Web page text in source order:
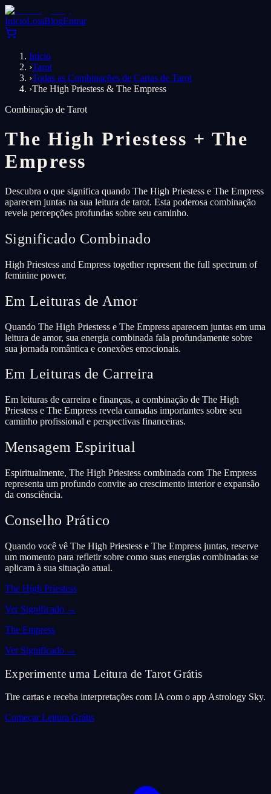
InícioLojaBlogEntrar
Início
›Tarot
›Todas as Combinações de Cartas de Tarot
›The High Priestess & The Empress
Combinação de Tarot
The High Priestess + The
Empress
Descubra o que significa quando The High Priestess e The Empress
aparecem juntas na sua leitura de tarot. Esta poderosa combinação
revela percepções profundas sobre seu caminho.
Significado Combinado
High Priestess and Empress together represent the full spectrum of
feminine power.
Em Leituras de Amor
Quando The High Priestess e The Empress aparecem juntas em uma
leitura de amor, sua energia combinada fala profundamente sobre
sua jornada romântica e conexões emocionais.
Em Leituras de Carreira
Em leituras de carreira e finanças, a combinação de The High
Priestess e The Empress revela camadas importantes sobre seu
caminho profissional e perspectivas financeiras.
Mensagem Espiritual
Espiritualmente, The High Priestess combinada com The Empress
representa um profundo convite ao crescimento interior e expansão
da consciência.
Conselho Prático
Quando você vê The High Priestess e The Empress juntas, reserve
um momento para refletir sobre como suas energias combinadas se
aplicam à sua situação atual.
The High Priestess
Ver Significado →
The Empress
Ver Significado →
Experimente uma Leitura de Tarot Grátis
Tire cartas e receba interpretações com IA com o app Astrology Sky.
Começar Leitura Grátis